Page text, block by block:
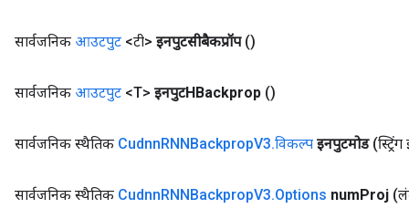
सार्वजनिक आउटपुट <टी> इनपुटसीबैकप्रॉप ()
सार्वजनिक आउटपुट <T> इनपुटHBackprop ()
सार्वजनिक स्थैतिक CudnnRNNBackpropV3.विकल्प इनपुटमोड
सार्वजनिक स्थैतिक CudnnRNNBackpropV3.Options numProj